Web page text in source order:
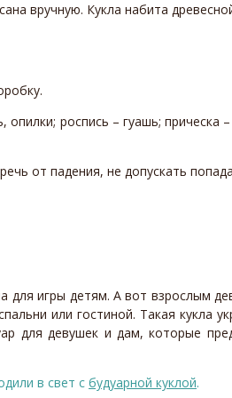
вручную. Кукла набита
роспись – гуашь;
от падения, не допускать
для игры детям. А вот взрослым
или гостиной. Такая кукла
для девушек и дам, которые
в свет с будуарной куклой.